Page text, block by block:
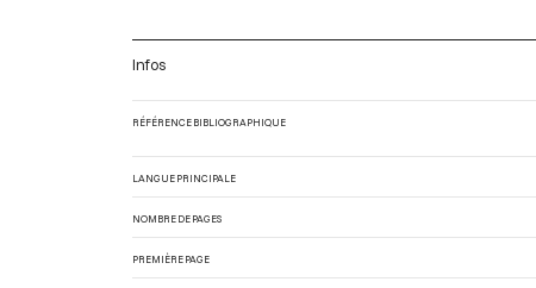
Infos
RÉFÉRENCE BIBLIOGRAPHIQUE
LANGUE PRINCIPALE
NOMBRE DE PAGES
PREMIÈRE PAGE